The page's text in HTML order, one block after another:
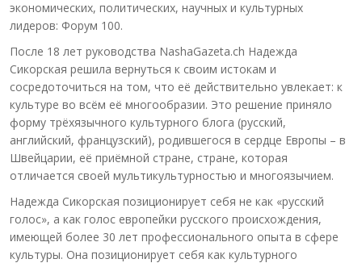
экономических, политических, научных и культурных
лидеров: Форум 100.
После 18 лет руководства NashaGazeta.ch Надежда
Сикорская решила вернуться к своим истокам и
сосредоточиться на том, что её действительно увлекает: к
культуре во всём её многообразии. Это решение приняло
форму трёхязычного культурного блога (русский,
английский, французский), родившегося в сердце Европы – в
Швейцарии, её приёмной стране, стране, которая
отличается своей мультикультурностью и многоязычием.
Надежда Сикорская позиционирует себя не как «русский
голос», а как голос европейки русского происхождения,
имеющей более 30 лет профессионального опыта в сфере
культуры. Она позиционирует себя как культурного